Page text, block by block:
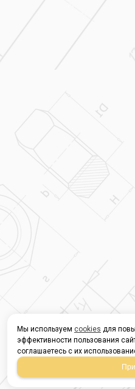
Мы используем cookies для
эффективности пользования
соглашаетесь с их